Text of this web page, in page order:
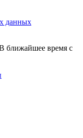
данных
ближайшее время с